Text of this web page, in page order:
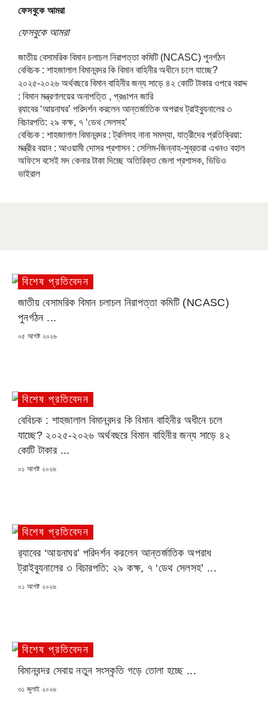
ফেসবুকে আমরা
ফেসবুকে আমরা
জাতীয় বেসামরিক বিমান চলাচল নিরাপত্তা কমিটি (NCASC) পুনর্গঠন
বেবিচক : শাহজালাল বিমানবন্দর কি বিমান বাহিনীর অধীনে চলে যাচ্ছে?
২০২৫-২০২৬ অর্থবছরে বিমান বাহিনীর জন্য সাড়ে ৪২ কোটি টাকার ওপরে বরাদ্দ
: বিমান মন্ত্রণালয়ের অনাপত্তি , প্রঙাপন জারি
র‍্যাবের ‘আয়নাঘর’ পরিদর্শন করলেন আন্তর্জাতিক অপরাধ ট্রাইব্যুনালের ৩
বিচারপতি: ২৯ কক্ষ, ৭ ‘ডেথ সেলসহ’
বেবিচক : শাহজালাল বিমানবন্দর : ট্রলিসহ নানা সমস্যা, যাত্রীদের প্রতিক্রিয়া:
মন্ত্রীর বয়ান : আওয়ামী দোসর প্রশাসন : সেলিম-জিন্নাহ-সুব্রতরা এখনও বহাল
অফিসে বসেই মদ কেনার টাকা দিচ্ছে অতিরিক্ত জেলা প্রশাসক, ভিডিও
ভাইরাল
বিশেষ প্রতিবেদন
জাতীয় বেসামরিক বিমান চলাচল নিরাপত্তা কমিটি (NCASC)
পুনর্গঠন ...
POSTED
০৫ আগষ্ট ২০২৬
বিশেষ প্রতিবেদন
বেবিচক : শাহজালাল বিমানবন্দর কি বিমান বাহিনীর অধীনে চলে
যাচ্ছে? ২০২৫-২০২৬ অর্থবছরে বিমান বাহিনীর জন্য সাড়ে ৪২
কোটি টাকার ...
POSTED
০১ আগষ্ট ২০২৬
বিশেষ প্রতিবেদন
র‍্যাবের ‘আয়নাঘর’ পরিদর্শন করলেন আন্তর্জাতিক অপরাধ
ট্রাইব্যুনালের ৩ বিচারপতি: ২৯ কক্ষ, ৭ ‘ডেথ সেলসহ’ ...
POSTED
০১ আগষ্ট ২০২৬
বিশেষ প্রতিবেদন
বিমানবন্দর সেবায় নতুন সংস্কৃতি গড়ে তোলা হচ্ছে ...
POSTED
৩১ জুলাই ২০২৬